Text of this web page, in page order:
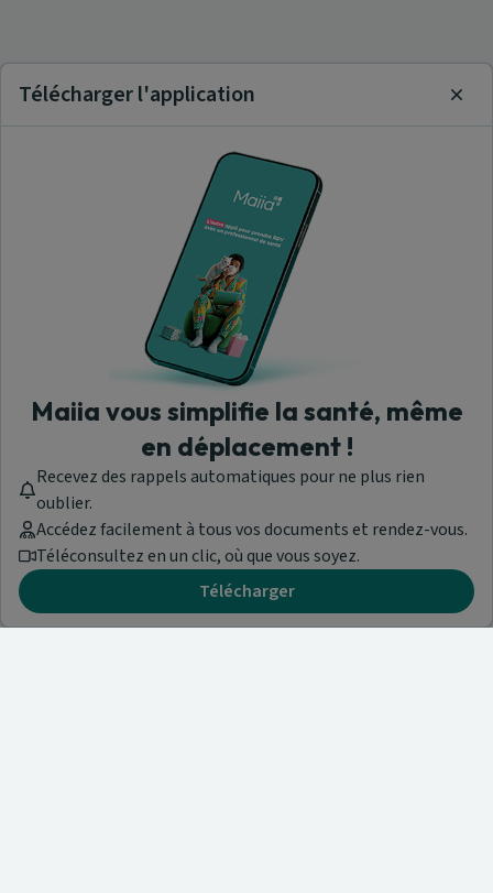
Télécharger l'application
Maiia vous simplifie la santé, même
en déplacement !
Recevez des rappels automatiques pour ne plus rien
oublier.
Accédez facilement à tous vos documents et rendez-vous.
Téléconsultez en un clic, où que vous soyez.
Télécharger